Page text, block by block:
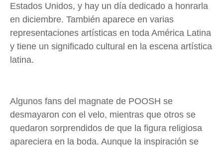
Estados Unidos, y hay un día dedicado a honrarla
en diciembre. También aparece en varias
representaciones artísticas en toda América Latina
y tiene un significado cultural en la escena artística
latina.
Algunos fans del magnate de POOSH se
desmayaron con el velo, mientras que otros se
quedaron sorprendidos de que la figura religiosa
apareciera en la boda. Aunque la inspiración se